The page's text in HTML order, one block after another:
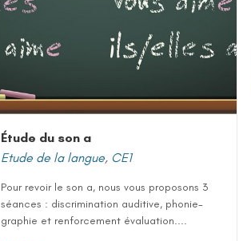
Étude du son a
Etude de la langue, CE1
Pour revoir le son a, nous vous proposons 3
séances : discrimination auditive, phonie-
graphie et renforcement évaluation....